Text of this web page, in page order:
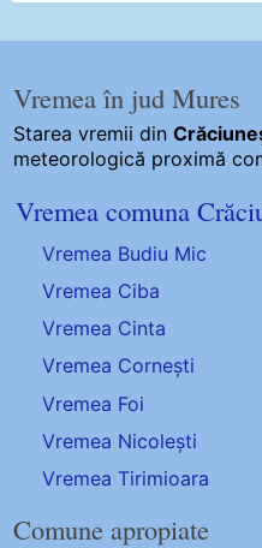
Vremea în jud Mures
Starea vremii din
meteorologică proximă
Vremea comuna
Vremea Budiu Mic
Vremea Ciba
Vremea Cinta
Vremea Cornești
Vremea Foi
Vremea Nicolești
Vremea Tirimioara
Comune apropiate